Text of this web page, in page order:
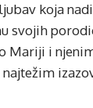
koja
svojih
Mariji i
najtežim